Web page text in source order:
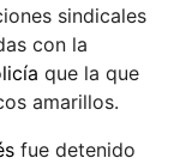
sindicales
con la
que la que
amarillos.
fue detenido